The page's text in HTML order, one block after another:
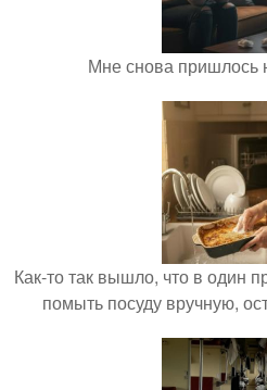
Мне снова пришлось
Как-то так вышло, что в один
помыть посуду вручную,